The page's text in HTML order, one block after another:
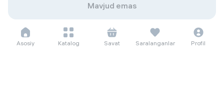
Mavjud emasСупер Очиститель, 1.1 кг
Asosiy Katalog Savat Saralanganlar Profil